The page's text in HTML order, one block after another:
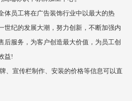
员工将在广告装饰行业中以最大的热
世纪的发展大潮，努力创新，不断加强内
后服务，为客户创造最大价值，为员工创
益!
宣传栏制作、安装的价格等信息可以直